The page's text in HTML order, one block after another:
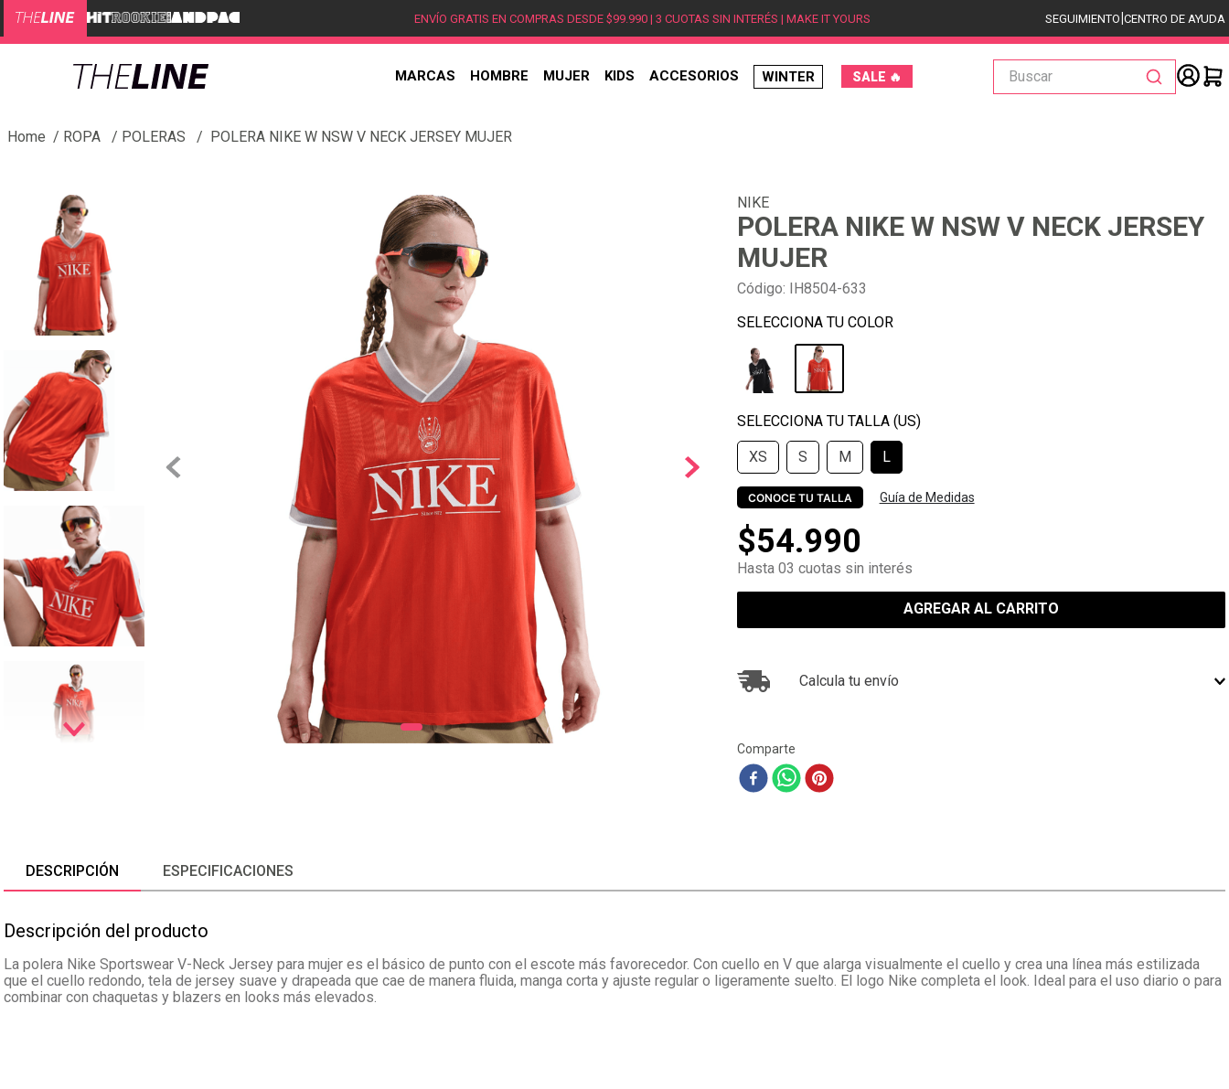
ENVÍO GRATIS EN COMPRAS DESDE $99.990 | 3 CUOTAS SIN INTERÉS | MAKE IT YOURS SEGUIMIENTO|CENTRO DE AYUDA
MARCAS HOMBRE MUJER KIDS ACCESORIOS WINTER SALE 🔥
Buscar
ROPA POLERAS POLERA NIKE W NSW V NECK JERSEY MUJER
NIKE
POLERA NIKE W NSW V NECK JERSEY
MUJER
Código: IH8504-633
XS S M L
CONOCE TU TALLA Guía de Medidas
$54.990
Hasta 03 cuotas sin interés
AGREGAR AL CARRITO
Calcula tu envío
Comparte
DESCRIPCIÓN ESPECIFICACIONES
Descripción del producto
La polera Nike Sportswear V-Neck Jersey para mujer es el básico de punto con el escote más favorecedor. Con cuello en V que alarga visualmente el cuello y crea una línea más estilizada
que el cuello redondo, tela de jersey suave y drapeada que cae de manera fluida, manga corta y ajuste regular o ligeramente suelto. El logo Nike completa el look. Ideal para el uso diario o para
combinar con chaquetas y blazers en looks más elevados.